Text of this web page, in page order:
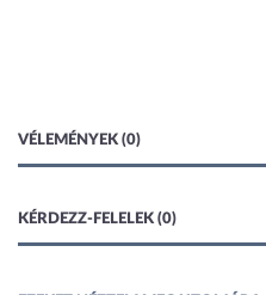
VÉLEMÉNYEK (0)
KÉRDEZZ-FELELEK (0)